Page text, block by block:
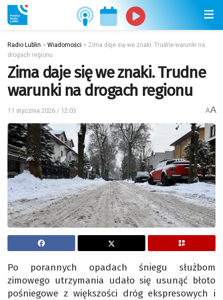
Radio Lublin > Wiadomości > Zima daje się we znaki. Trudne warunki na
drogach regionu
Zima daje się we znaki. Trudne
warunki na drogach regionu
11 stycznia 2026 / 12:03 AA
Po porannych opadach śniegu służbom
zimowego utrzymania udało się usunąć błoto
pośniegowe z większości dróg ekspresowych i